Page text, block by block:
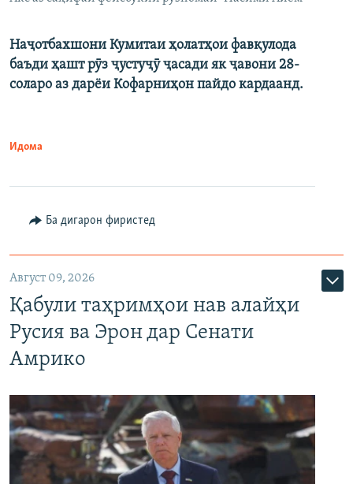
Наҷотбахшони Кумитаи ҳолатҳои фавқулода
баъди ҳашт рӯз ҷустуҷӯ ҷасади як ҷавони 28-
соларо аз дарёи Кофарниҳон пайдо кардаанд.
Идома
Ба дигарон фиристед
Август 09, 2026
Қабули таҳримҳои нав алайҳи
Русия ва Эрон дар Сенати
Амрико